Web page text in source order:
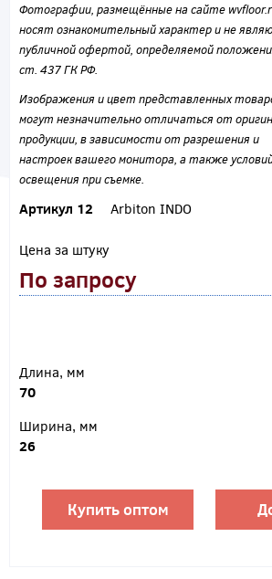
Фотографии, размещённые на сайте
носят ознакомительный характер и не
публичной офертой, определяемой
ст. 437 ГК РФ.
Изображения и цвет представленных
могут незначительно отличаться от
продукции, в зависимости от разрешения и
настроек вашего монитора, а также
освещения при съемке.
Артикул 12 Arbiton INDO
Цена за штуку
По запросу
Длина, мм
70
Ширина, мм
26
Купить оптом